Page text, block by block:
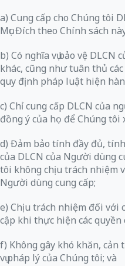
a) Cung cấp cho Chúng tôi
Mục Đích theo Chính sách
b) Có nghĩa vụ bảo vệ
khác, cũng như tuân thủ các
quy định pháp luật hiện
c) Chỉ cung cấp DLCN của
đồng ý của họ để Chúng tôi
d) Đảm bảo tính đầy đủ,
của DLCN của Người dùng
tôi không chịu trách nhiệm
Người dùng cung cấp;
e) Chịu trách nhiệm đối với
cập khi thực hiện các
f) Không gây khó khăn,
vụ pháp lý của Chúng tôi; và